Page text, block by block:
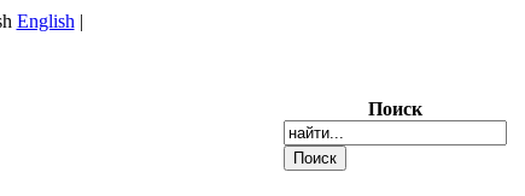
English |
Поиск